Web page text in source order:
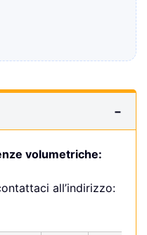
volumetriche:
all’indirizzo: